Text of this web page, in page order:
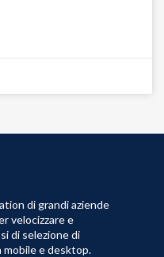
di grandi aziende
velocizzare e
di selezione di
e desktop.